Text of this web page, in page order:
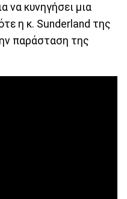
να κυνηγήσει μια
η κ. Sunderland της
παράσταση της